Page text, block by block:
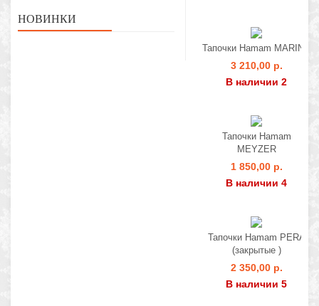
НОВИНКИ
Тапочки Hamam MARINE
3 210,00 р.
В наличии 2
Тапочки Hamam
MEYZER
1 850,00 р.
В наличии 4
Тапочки Hamam PERA
(закрытые )
2 350,00 р.
В наличии 5